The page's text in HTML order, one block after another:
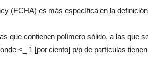
(ECHA) es más específica en la
que contienen polímero sólido, a las que
<_ 1 [por ciento] p/p de partículas tienen: